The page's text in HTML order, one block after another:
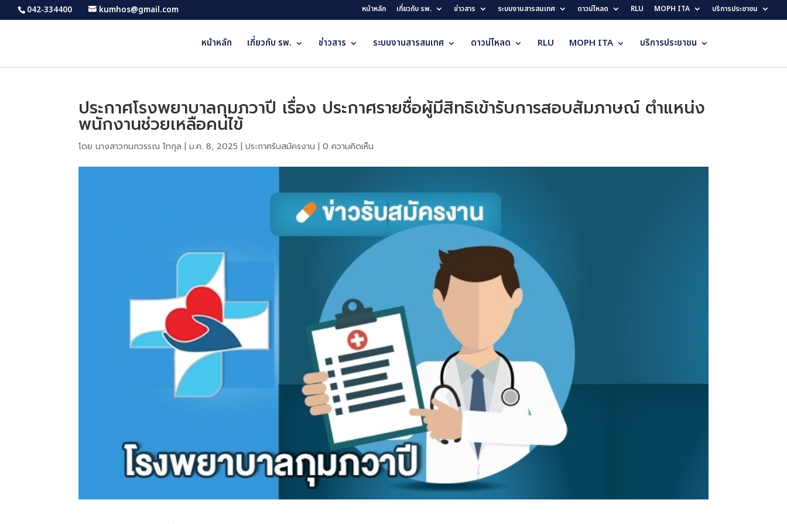
042-334400 kumhos@gmail.com หน้าหลัก เกี่ยวกับ รพ. ข่าวสาร ระบบงานสารสนเทศ ดาวน์โหลด RLU MOPH ITA บริการประชาชน
หน้าหลัก เกี่ยวกับ รพ. ข่าวสาร ระบบงานสารสนเทศ ดาวน์โหลด RLU MOPH ITA บริการประชาชน
ประกาศโรงพยาบาลกุมภวาปี เรื่อง ประกาศรายชื่อผู้มีสิทธิเข้ารับการสอบสัมภาษณ์ ตำแหน่ง
พนักงานช่วยเหลือคนไข้
โดยนางสาวกนกวรรณ โทกุล |ม.ค. 8, 2025 |ประกาศรับสมัครงาน |0 ความคิดเห็น